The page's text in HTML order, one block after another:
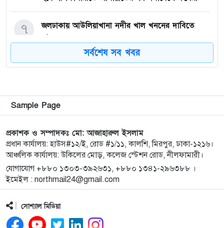
জলঢাকায় আউলিয়াখানা নদীর খাল খননের দাবিতে
মানববন্ধন
৭
দেবীগঞ্জ ইকরা মডেল মাদ্রাসার দুই শিক্ষার্থীর হিফজ
৮
কিশোরগঞ্জে ৮০ পিস ট্যাপেন্টাডল ট্যাবলেটসহ গ্রেপ্তার ২,
ওয়ারেন্টভুক্ত আসামিও আটক
৯
কিশোরগঞ্জে জুলাই গণঅভ্যুত্থান দিবস-২০২৬ উপলক্ষে
প্রস্তুতিমূলক সভা অনুষ্ঠিত
১০
ভারসাম্যহীন ও লাগামহীন ক্ষমতার কারণেই শেখ হাসিনা
গোলাম পরওয়ার
১১
সর্বশেষ সব খবর
Sample Page
প্রকাশক ও সম্পাদকঃ মো: আজাহারুল ইসলাম
প্রধান কার্যালয়: হাউস#১২/ই, রোড #১/১১, কালশি, মিরপুর, ঢাকা-১২১৬।
আঞ্চলিক কার্যালয়: উকিলের মোড়, কলেজ স্টেশন রোড, নীলফামারী।
যোগাযোগ +৮৮০ ১৩০৩-৩৯২৬৩১, +৮৮০ ১৩৪১-২৯৬৩৮৮ ।
ইমেইল : northmail24@gmail.com
সোশ্যাল মিডিয়া